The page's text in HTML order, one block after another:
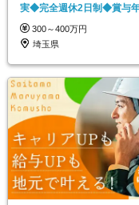
実◆完全週休2日制◆賞与
◆車通勤OK
300～400万円
埼玉県